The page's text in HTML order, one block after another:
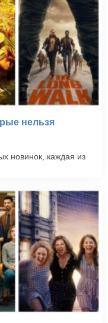
нельзя
новинок, каждая из